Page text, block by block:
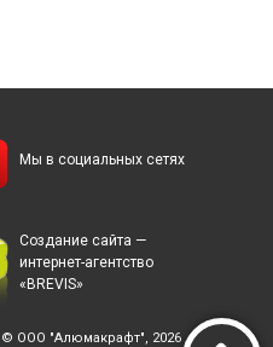
Мы в социальных сетях
Создание сайта —
интернет-агентство
«BREVIS»
© ООО "Алюмакрафт", 2026